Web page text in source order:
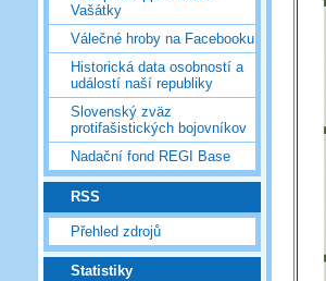
Vašátky
Válečné hroby na Facebooku
Historická data osobností a
událostí naší republiky
Slovenský zväz
protifašistických bojovníkov
Nadační fond REGI Base
RSS
Přehled zdrojů
Statistiky